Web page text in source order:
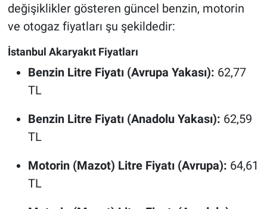
değişiklikler gösteren güncel benzin, motorin
ve otogaz fiyatları şu şekildedir:
İstanbul Akaryakıt Fiyatları
Benzin Litre Fiyatı (Avrupa Yakası): 62,77
TL
Benzin Litre Fiyatı (Anadolu Yakası): 62,59
TL
Motorin (Mazot) Litre Fiyatı (Avrupa): 64,61
TL